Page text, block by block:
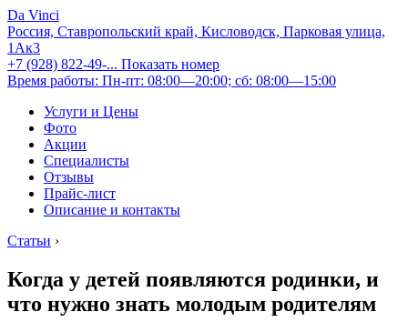
Da Vinci
Россия, Ставропольский край, Кисловодск, Парковая улица,
1Ак3
+7 (928) 822-49-... Показать номер
Время работы: Пн-пт: 08:00—20:00; сб: 08:00—15:00
Услуги и Цены
Фото
Акции
Специалисты
Отзывы
Прайс-лист
Описание и контакты
Статьи ›
Когда у детей появляются родинки, и
что нужно знать молодым родителям